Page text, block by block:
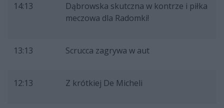
14:13
Dąbrowska skutczna w kontrze i piłka
meczowa dla Radomki!
13:13 Scrucca zagrywa w aut
12:13 Z krótkiej De Micheli